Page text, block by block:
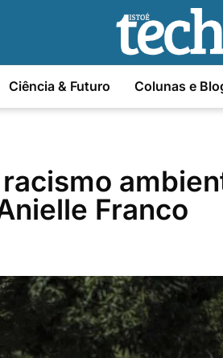
Ciência & Futuro Colunas e
Franco